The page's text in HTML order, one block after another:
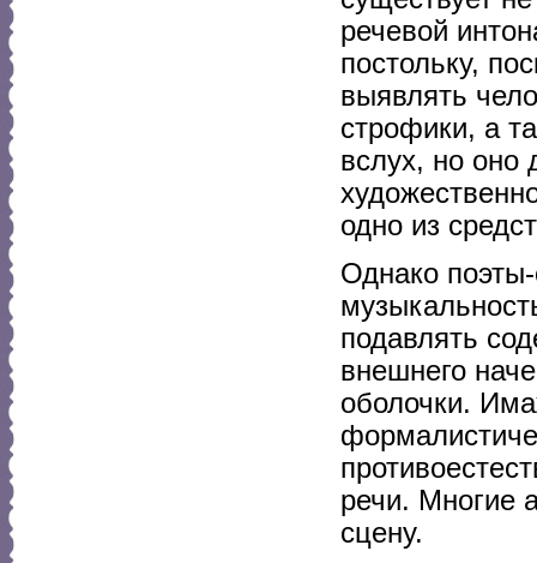
речевой
постольку,
выявлять
строфики, а
вслух, но оно
одно из
Однако
подавлять
внешнего
оболочки.
речи. Многие
сцену.